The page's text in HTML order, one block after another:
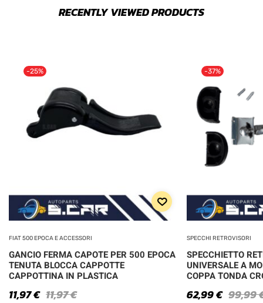
RECENTLY VIEWED PRODUCTS
-25%
FIAT 500 EPOCA E ACCESSORI
GANCIO FERMA CAPOTE PER 500 EPOCA
TENUTA BLOCCA CAPPOTTE
CAPPOTTINA IN PLASTICA
11,97€
11,97€
-37%
SPECCHI RETROVISORI
SPECCHIETTO
UNIVERSALE A
COPPA TONDA
99,99
62,99€